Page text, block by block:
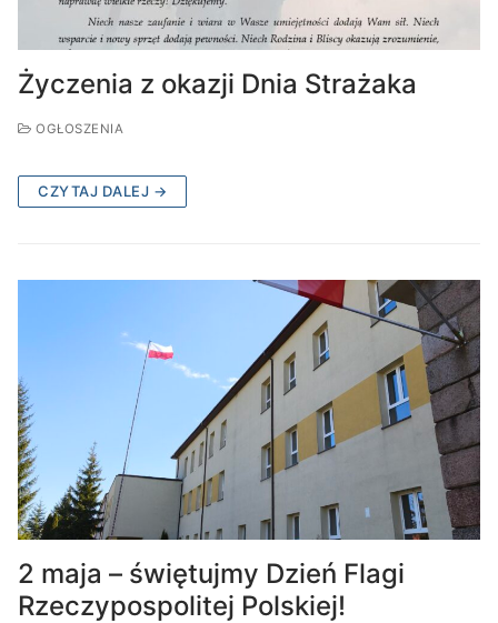
Życzenia z okazji Dnia Strażaka
OGŁOSZENIA
CZYTAJ DALEJ →
2 maja – świętujmy Dzień Flagi
Rzeczypospolitej Polskiej!